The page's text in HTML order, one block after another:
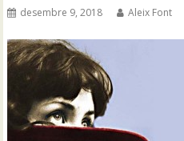
desembre 9, 2018 Aleix Font